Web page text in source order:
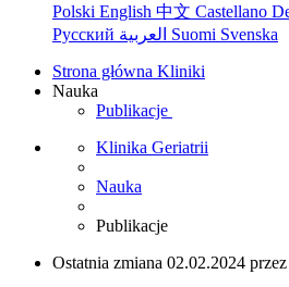
Polski English 中文 Castellano
Русский
Suomi Svenska
Strona główna Kliniki
Nauka
Publikacje
Klinika Geriatrii
Nauka
Publikacje
Ostatnia zmiana 02.02.2024